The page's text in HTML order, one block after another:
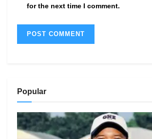
for the next time I comment.
Popular